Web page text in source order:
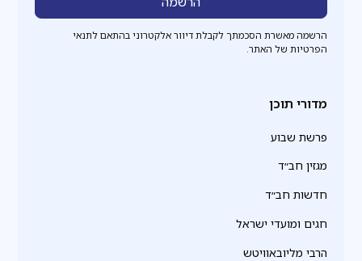
הרשמה מאשרת הסכמתך לקבלת דיוור אלקטרוני בהתאם לתנאי
הפרטיות של האתר.
מדורי תוכן
פרשת שבוע
מגזין חב״ד
חדשות חב״ד
חגים ומועדי ישראל
הרבי מליובאוויטש